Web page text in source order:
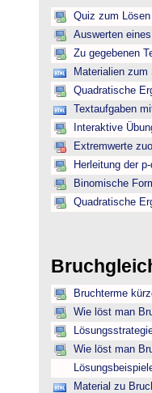
Quiz zum
Auswerten
Zu gegebenen
Materialien
Quadratische
Textaufgaben
Interaktive
Extremwerte
Herleitung der
Binomische
Quadratische
Bruchterme
Wie löst man
Wie löst man
Material zu